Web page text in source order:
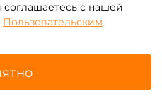
соглашаетесь с нашей
Пользовательским